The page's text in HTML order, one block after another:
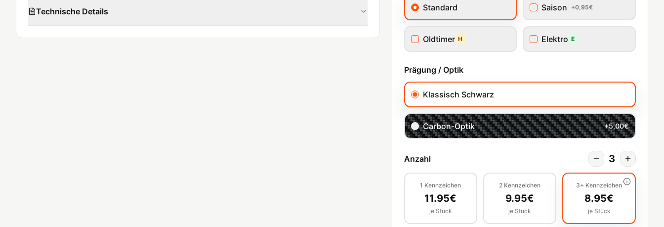
Standard Saison +0,95€
Oldtimer H Elektro E
Prägung / Optik
Klassisch Schwarz
Carbon-Optik +5,00€
Anzahl 3
1 Kennzeichen
11.95€
je Stück
2 Kennzeichen
9.95€
je Stück
3+ Kennzeichen
8.95€
je Stück
Technische Details